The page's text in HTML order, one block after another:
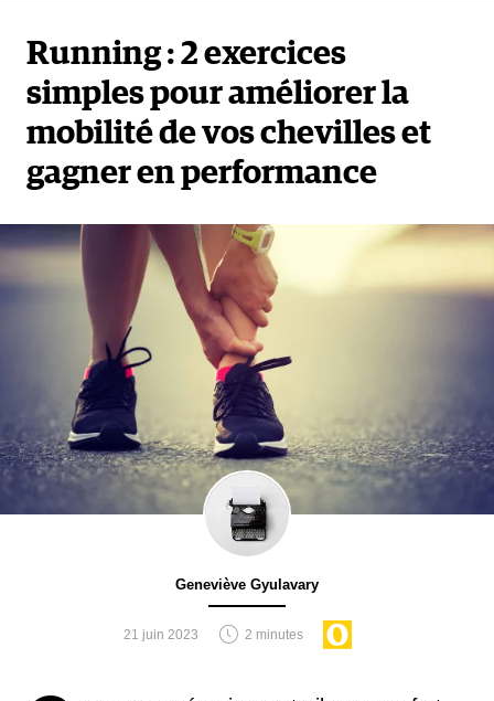
Running : 2 exercices
simples pour améliorer la
mobilité de vos chevilles et
gagner en performance
Geneviève Gyulavary
21 juin 2023 2 minutes